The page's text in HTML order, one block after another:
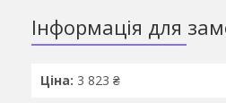
Інформація для
Ціна: 3 823 ₴